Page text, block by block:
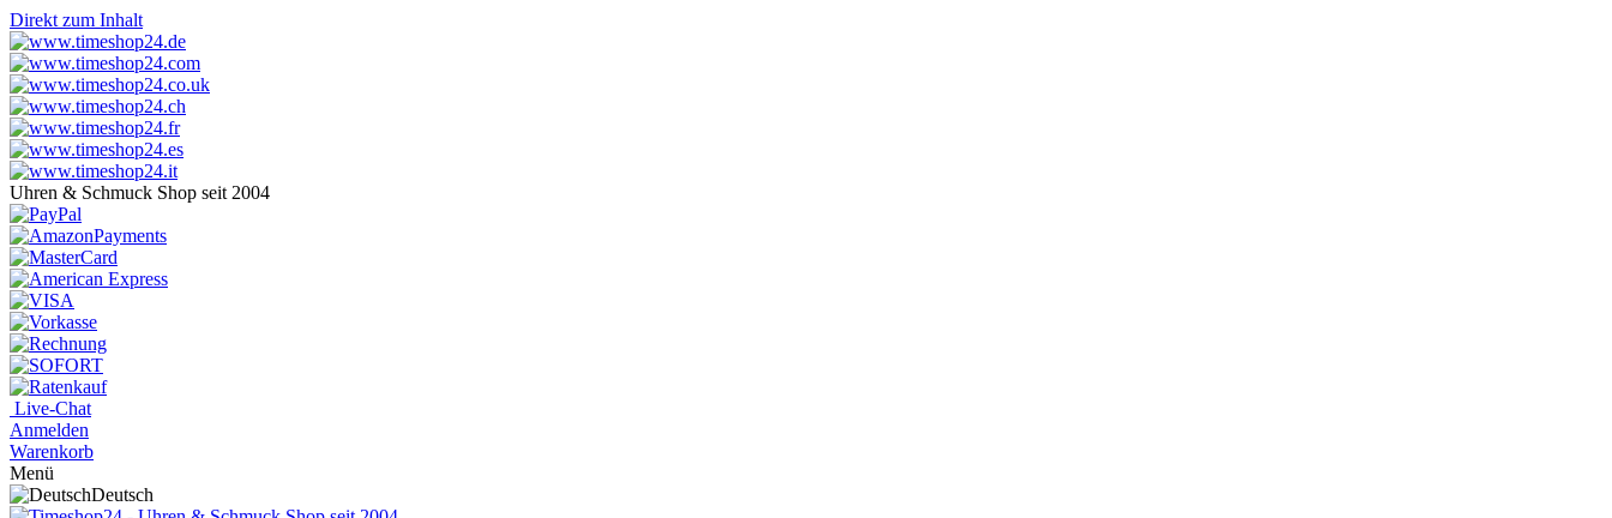
Direkt zum Inhalt
Uhren & Schmuck Shop seit 2004
Live-Chat
Anmelden
Warenkorb
Menü
Deutsch